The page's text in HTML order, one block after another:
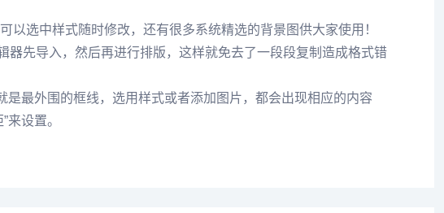
选中样式随时修改，还有很多系统精选的背景图供大家使用！
先导入，然后再进行排版，这样就免去了一段段复制造成格式错
最外围的框线，选用样式或者添加图片，都会出现相应的内容
设置。